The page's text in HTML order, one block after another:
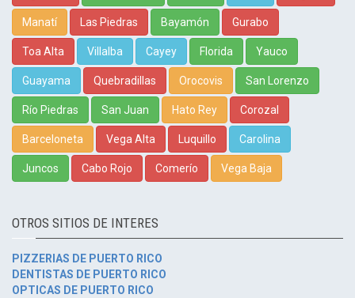
Manatí Las Piedras Bayamón Gurabo
Toa Alta Villalba Cayey Florida Yauco
Guayama Quebradillas Orocovis San Lorenzo
Río Piedras San Juan Hato Rey Corozal
Barceloneta Vega Alta Luquillo Carolina
Juncos Cabo Rojo Comerío Vega Baja
OTROS SITIOS DE INTERES
PIZZERIAS DE PUERTO RICO
DENTISTAS DE PUERTO RICO
OPTICAS DE PUERTO RICO